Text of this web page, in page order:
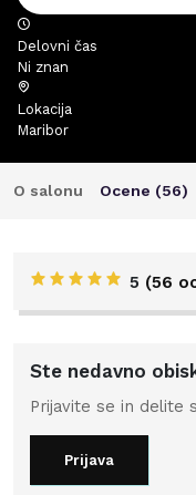
Delovni čas
Ni znan
Lokacija
Maribor
O salonu Ocene (56)
5 (56
Ste nedavno
Prijavite se in delite
Prijava